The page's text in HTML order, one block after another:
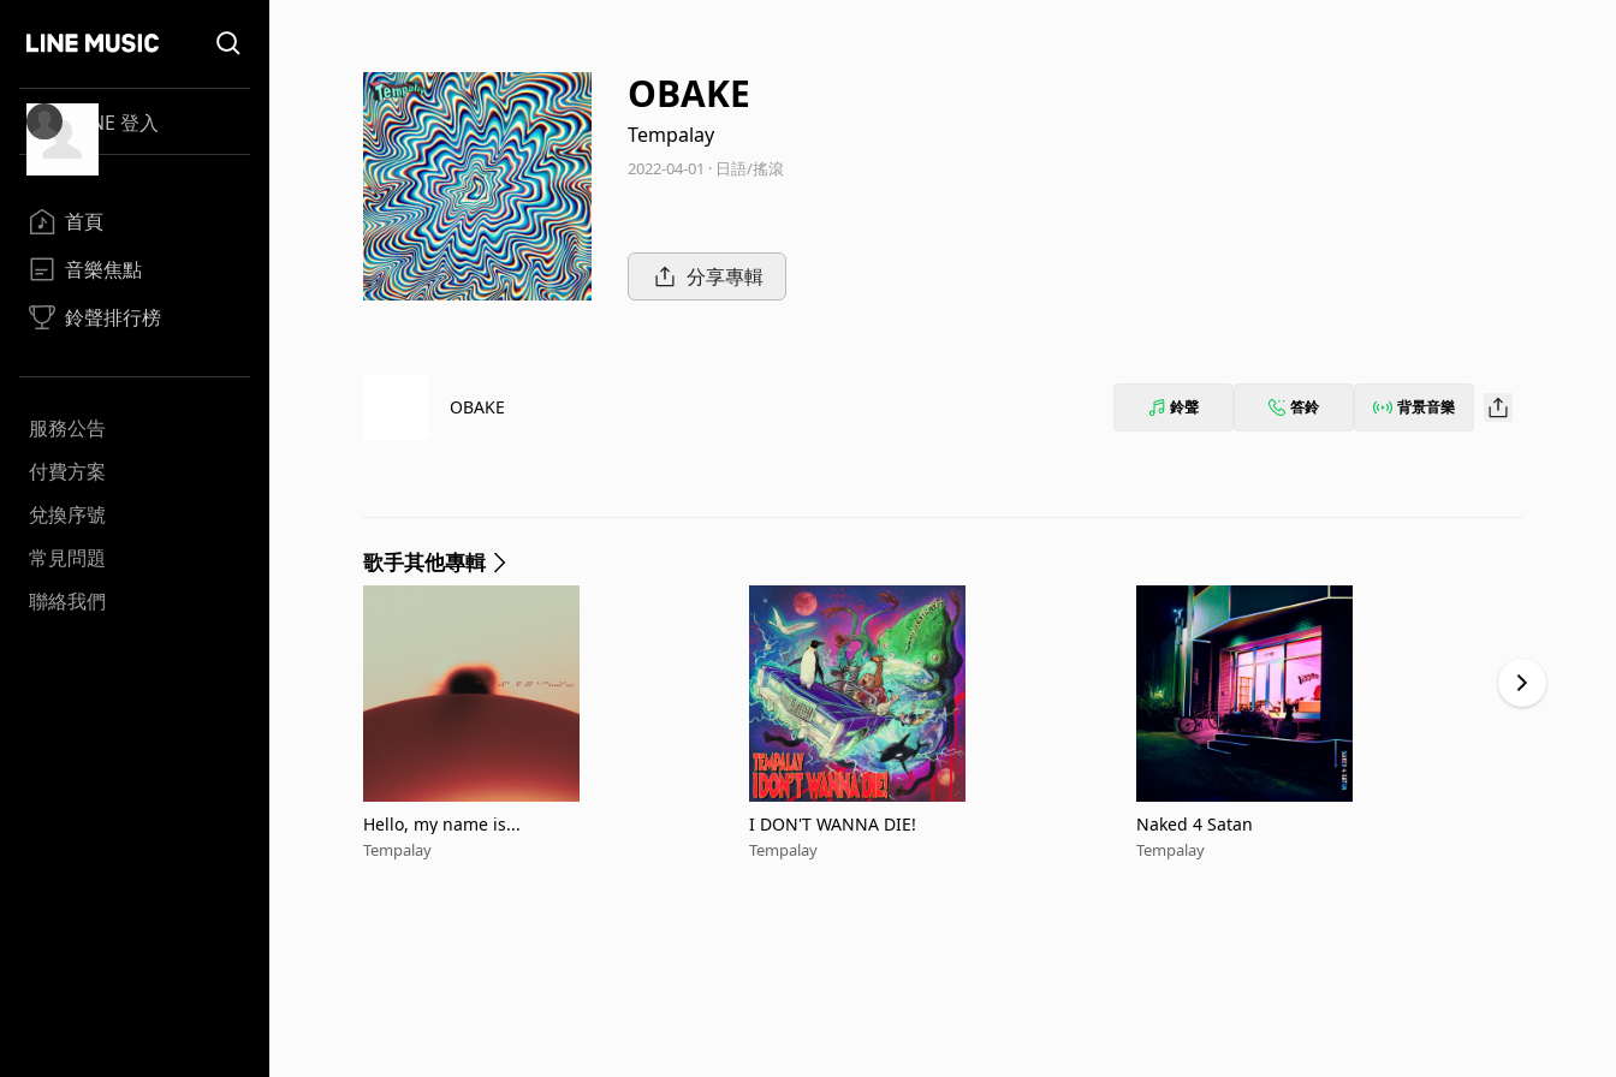
LINE 登入
首頁
音樂焦點
鈴聲排行榜
服務公告
付費方案
兌換序號
常見問題
聯絡我們
OBAKE
Tempalay
2022-04-01 · 日語/搖滾
分享專輯
OBAKE 鈴聲 答鈴 背景音樂
歌手其他專輯
Hello, my name is...
Tempalay
I DON'T WANNA DIE!
Tempalay
Naked 4 Satan
Tempalay